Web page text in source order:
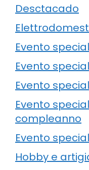
Desctacado
Evento
Evento
Evento
Evento
compleanno
Evento
Hobby e